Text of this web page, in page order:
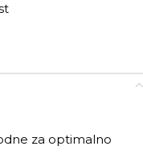
za optimalno